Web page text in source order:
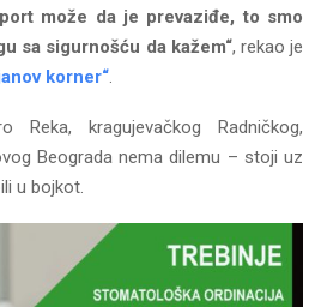
može da je prevaziđe, to smo
sa sigurnošću da kažem“, rekao je
korner“.
Reka, kragujevačkog Radničkog,
Beograda nema dilemu – stoji uz
u bojkot.